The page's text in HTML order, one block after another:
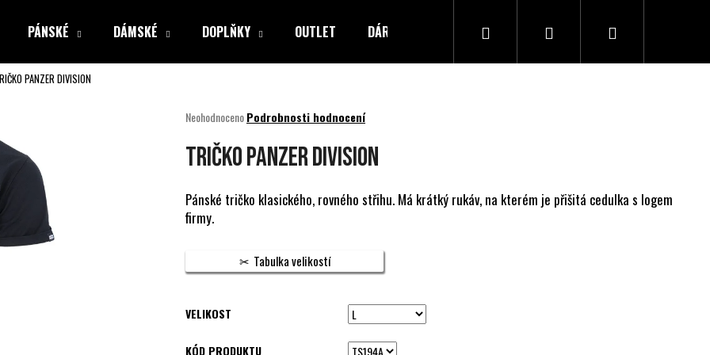
PÁNSKÉ DÁMSKÉ DOPLŇKY OUTLET DÁRKOVÝ POUKAZ Hledat Přihlášení Nákupní
PANZER DIVISION
Průměrné
produktu
z
5
hvězdiček.
NeohodnocenoPodrobnosti hodnocení
TRIČKO PANZER DIVISION
Pánské tričko klasického, rovného střihu. Má krátký rukáv, na kterém je přišitá cedulka s logem
firmy.
Tabulka velikostí
VELIKOST
KÓD PRODUKTU
Co potřebujete najít?
HLEDAT